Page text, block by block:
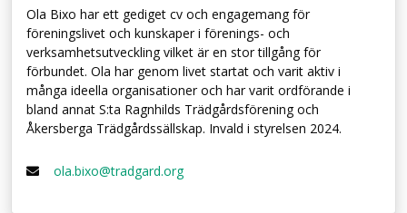
Ola Bixo har ett gediget cv och engagemang för
föreningslivet och kunskaper i förenings- och
verksamhetsutveckling vilket är en stor tillgång för
förbundet. Ola har genom livet startat och varit aktiv i
många ideella organisationer och har varit ordförande i
bland annat S:ta Ragnhilds Trädgårdsförening och
Åkersberga Trädgårdssällskap. Invald i styrelsen 2024.
ola.bixo@tradgard.org